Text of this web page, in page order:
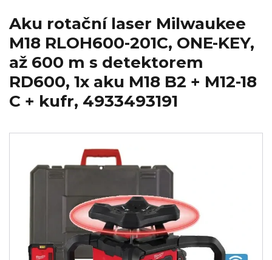
Aku rotační laser Milwaukee
M18 RLOH600-201C, ONE-KEY,
až 600 m s detektorem
RD600, 1x aku M18 B2 + M12-18
C + kufr, 4933493191